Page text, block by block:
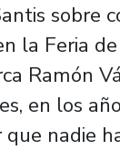
sobre
la Feria
Ramón
en los
nadie